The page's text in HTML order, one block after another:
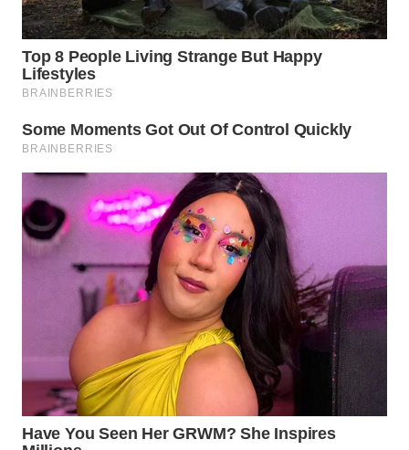
NATUNA
WN
BINTAN
WN
MANDALIKA
LIKUPANG
WN
LABUANBAJO
BORNEO
Wahana
Media
Group